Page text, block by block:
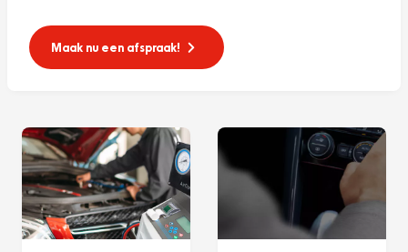
Maak nu een afspraak!